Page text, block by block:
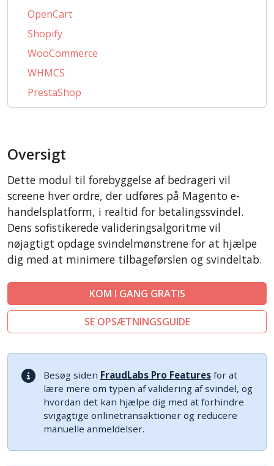
OpenCart
Shopify
WooCommerce
WHMCS
PrestaShop
BigCommerce
CubeCart
ZenCart
PinnacleCart
FoxyCart
Easy Digital Downloads
Ecwid by Lightspeed
WISECP
Sylius
Oversigt
Dette modul til forebyggelse af bedrageri vil
screene hver ordre, der udføres på Magento e-
handelsplatform, i realtid for betalingssvindel.
Dens sofistikerede valideringsalgoritme vil
nøjagtigt opdage svindelmønstrene for at hjælpe
dig med at minimere tilbageførslen og svindeltab.
KOM I GANG GRATIS
SE OPSÆTNINGSGUIDE
Besøg siden FraudLabs Pro Featuresfor at
lære mere om typen af validering af svindel, og
hvordan det kan hjælpe dig med at forhindre
svigagtige onlinetransaktioner og reducere
manuelle anmeldelser.